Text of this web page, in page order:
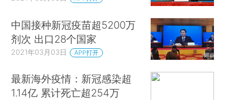
中国接种新冠疫苗超5200万
剂次 出口28个国家
2021年03月03日 APP打开
最新海外疫情：新冠感染超
1.14亿 累计死亡超254万